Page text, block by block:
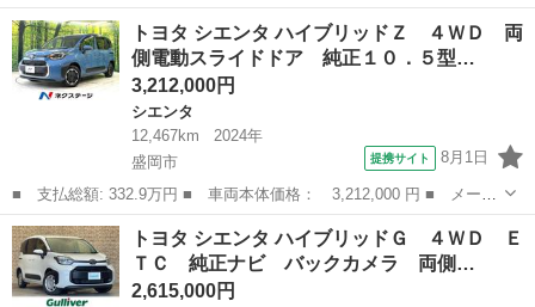
ー名： トヨタ ■ 車種名： シエンタ ■ グレード名： ハイブリ
ッドＺ 禁煙車 両側電動スライドドア 全方位モニター 名古屋仕
入れ 純...
岩手 盛岡市 シエンタ
トヨタ シエンタ ハイブリッドＺ ４ＷＤ 両
側電動スライドドア 純正１０．５型…
3,212,000円
シエンタ
12,467km
2024年
盛岡市
提携サイト 8月1日
■ 支払総額: 332.9万円 ■ 車両本体価格： 3,212,000 円 ■ メーカ
ー名： トヨタ ■ 車種名： シエンタ ■ グレード名： ハイブリ
ッドＺ ４ＷＤ 両側電動スライドドア 純正１０．５型ディスプレ
イオーデ...
岩手 盛岡市 シエンタ
トヨタ シエンタ ハイブリッドＧ ４ＷＤ Ｅ
ＴＣ 純正ナビ バックカメラ 両側…
2,615,000円